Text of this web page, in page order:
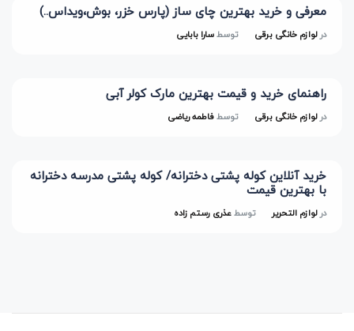
معرفی و خرید بهترین چای ساز (پارس خزر، بوش،ویداس..)
درلوازم خانگی برقی توسطسارا بابایی
راهنمای خرید و قیمت بهترین مارک کولر آبی
درلوازم خانگی برقی توسطفاطمه ریاضی
خرید آنلاین کوله پشتی دخترانه/ کوله پشتی مدرسه دخترانه
با بهترین قیمت
درلوازم التحریر توسطعذری رستم زاده